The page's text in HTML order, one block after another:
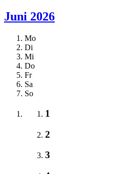
Juni 2026
Mo
Di
Mi
Do
Fr
Sa
So
1
2
3